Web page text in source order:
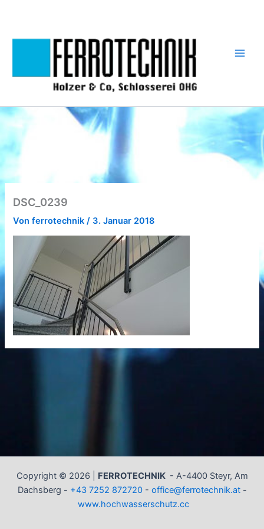
DSC_0239
Vonferrotechnik / 3. Januar 2018
Copyright © 2026 | FERROTECHNIK - A-4400 Steyr, Am
Dachsberg - +43 7252 872720- office@ferrotechnik.at-
www.hochwasserschutz.cc